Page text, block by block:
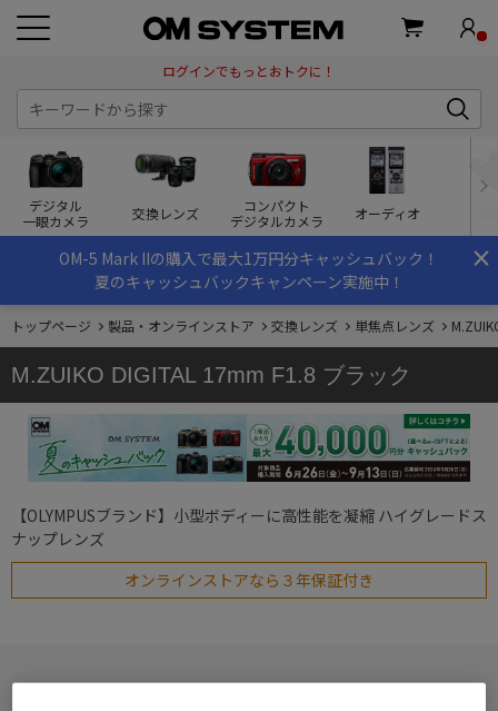
ログインでもっとおトクに！
デジタル
一眼カメラ
交換レンズ
コンパクト
デジタルカメラ
オーディオ
×
OM-5 Mark IIの購入で最大1万円分キャッシュバック！
夏のキャッシュバックキャンペーン実施中！
トップページ 製品・オンラインストア 交換レンズ 単焦点レンズ
M.ZUIKO DIGITAL 17mm F1.8 ブラック
【OLYMPUSブランド】小型ボディーに高性能を凝縮 ハイグレードス
ナップレンズ
オンラインストアなら３年保証付き